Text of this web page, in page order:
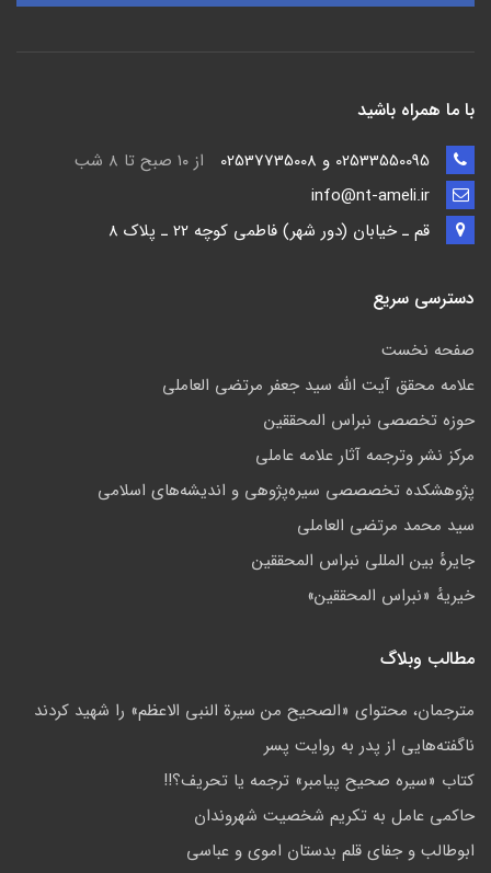
با ما همراه باشید
از ۱۰ صبح تا ۸ شب
قم ـ خيابان (دور شهر) فاطمي كوچه 22 ـ پلاک 8
دسترسی سریع
صفحه نخست
علامه محقق آیت الله سید جعفر مرتضی العاملی
حوزه تخصصی نبراس المحققین
مركز نشر وترجمه آثار علامه عاملی
پژوهشكده تخصصصى سیره‌پژوهی و اندیشه‌های اسلامی
سید محمد مرتضی العاملی
جايرهٔ بین المللی نبراس المحققین
خيريهٔ «نبراس المحققين»
مطالب وبلاگ
مترجمان، محتوای «الصحیح من سیرة النبی الاعظم» را شهید کردند
ناگفته‌هایی از پدر به روایت پسر
کتاب «سیره صحیح پیامبر» ترجمه یا تحریف؟!!
حاکمى عامل به تکريم شخصيت شهروندان
ابوطالب و جفای قلم بدستان اموی و عباسی